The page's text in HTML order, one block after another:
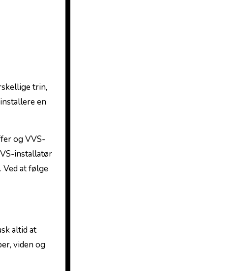
trin,⁣
en
og VVS-
installatør
at følge
altid at
viden ‌og